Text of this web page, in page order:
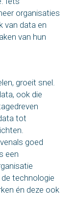
organisaties
van data en
van hun
groeit snel.
ook die
tot
goed
een
technologie
én deze ook